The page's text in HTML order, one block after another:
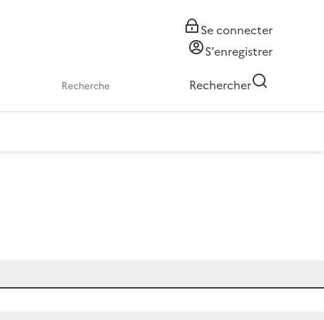
Se connecter
S'enregistrer
Rechercher